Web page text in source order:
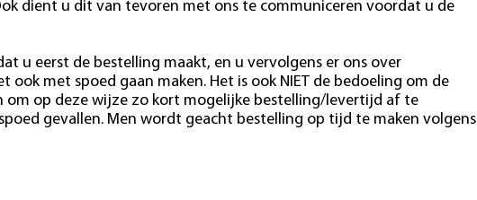
dient u dit van tevoren met ons te communiceren voordat u de
u eerst de bestelling maakt, en u vervolgens er ons over
met spoed gaan maken. Het is ook NIET de bedoeling om de
op deze wijze zo kort mogelijke bestelling/levertijd af te
gevallen. Men wordt geacht bestelling op tijd te maken volgens